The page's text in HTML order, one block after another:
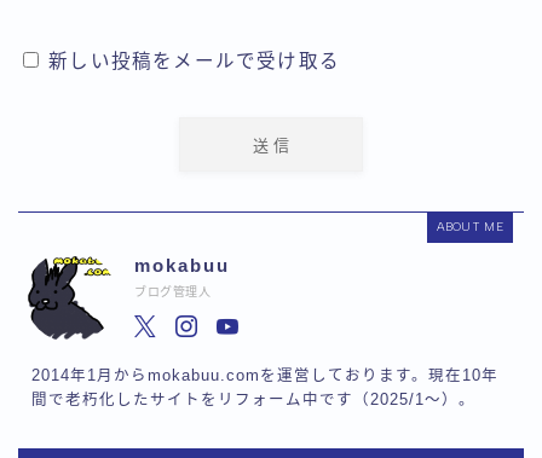
新しい投稿をメールで受け取る
ABOUT ME
mokabuu
ブログ管理人
2014年1月からmokabuu.comを運営しております。現在10年
間で老朽化したサイトをリフォーム中です（2025/1〜）。